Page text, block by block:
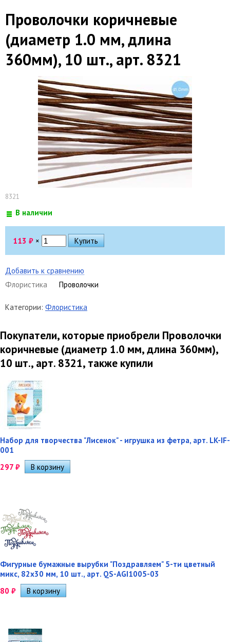
Проволочки коричневые
(диаметр 1.0 мм, длина
360мм), 10 шт., арт. 8321
8321
В наличии
113 ₽ ×
Добавить к сравнению
Флористика
Проволочки
Категории: Флористика
Покупатели, которые приобрели Проволочки
коричневые (диаметр 1.0 мм, длина 360мм),
10 шт., арт. 8321, также купили
Набор для творчества "Лисенок" - игрушка из фетра, арт. LK-IF-
001
297 ₽
Фигурные бумажные вырубки "Поздравляем" 5-ти цветный
микс, 82х30 мм, 10 шт., арт. QS-AGI1005-03
80 ₽